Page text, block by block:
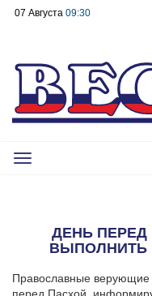
07 Августа 09:30
Toggle
ДЕНЬ
ВЫПОЛНИТЬ
Православные верующие